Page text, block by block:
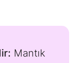
Mantık